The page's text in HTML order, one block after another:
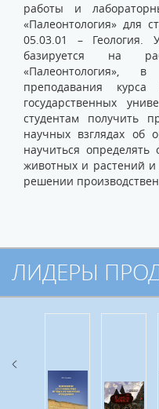
работы и
«Палеонтология» для
05.03.01 – Геология.
базируется на
«Палеонтология»,
преподавания
государственных
студентам получить
научных взглядах об
научиться
животных и растений и
решении
ЛИДЕРЫ